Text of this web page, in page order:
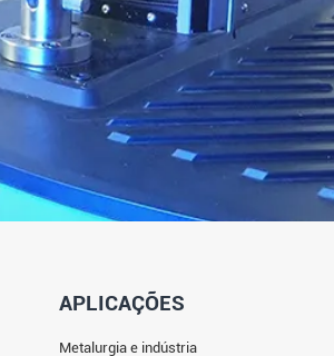
APLICAÇÕES
Metalurgia e indústria